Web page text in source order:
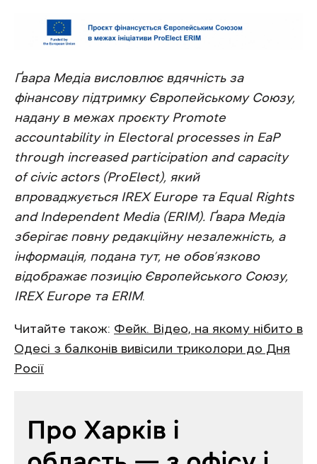
Ґвара Медіа висловлює вдячність за
фінансову підтримку Європейському Союзу,
надану в межах проєкту Promote
accountability in Electoral processes in EaP
through increased participation and capacity
of civic actors (ProElect), який
впроваджується IREX Europe та Equal Rights
and Independent Media (ERIM). Ґвара Медіа
зберігає повну редакційну незалежність, а
інформація, подана тут, не обов’язково
відображає позицію Європейського Союзу,
IREX Europe та ERIM.
Читайте також: Фейк. Відео, на якому нібито в
Одесі з балконів вивісили триколори до Дня
Росії